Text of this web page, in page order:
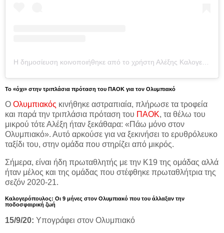
Το «όχι» στην τριπλάσια πρόταση του ΠΑΟΚ για τον Ολυμπιακό
Ο Ολυμπιακός κινήθηκε αστραπιαία, πλήρωσε τα τροφεία
και παρά την τριπλάσια πρόταση του ΠΑΟΚ, τα θέλω του
μικρού τότε Αλέξη ήταν ξεκάθαρα: «Πάω μόνο στον
Ολυμπιακό». Αυτό αρκούσε για να ξεκινήσει το ερυθρόλευκο
ταξίδι του, στην ομάδα που στηρίζει από μικρός.
Σήμερα, είναι ήδη πρωταθλητής με την Κ19 της ομάδας αλλά
ήταν μέλος και της ομάδας που στέφθηκε πρωταθλήτρια της
σεζόν 2020-21.
Καλογερόπουλος: Οι 9 μήνες στον Ολυμπιακό που του άλλαξαν την
ποδοσφαιρική ζωή
15/9/20: Υπογράφει στον Ολυμπιακό